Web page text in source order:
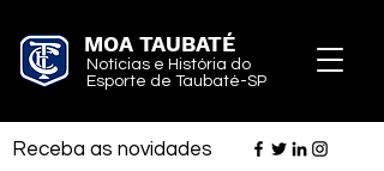
MOA TAUBATÉ
Notícias e História do
Esporte de Taubaté-SP
Receba as novidades